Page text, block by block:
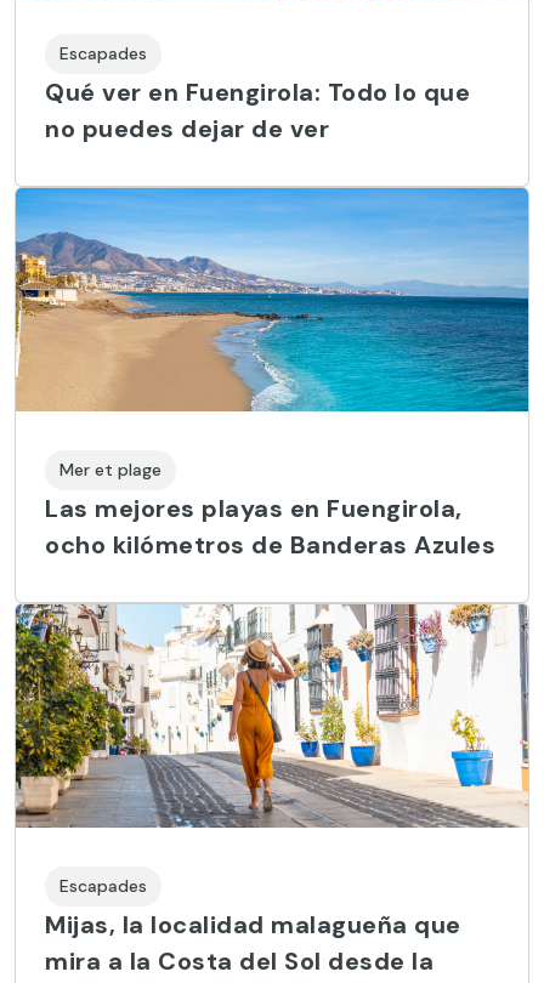
Escapades
Qué ver en Fuengirola: Todo lo que
no puedes dejar de ver
Mer et plage
Las mejores playas en Fuengirola,
ocho kilómetros de Banderas Azules
Escapades
Mijas, la localidad malagueña que
mira a la Costa del Sol desde la